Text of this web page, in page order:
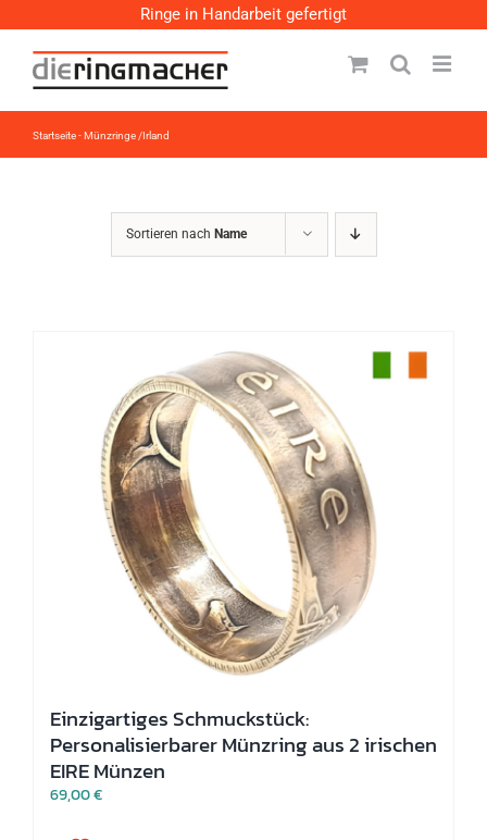
Ringe in Handarbeit gefertigt
Inhalt
springen
Startseite-Münzringe /Irland
Sortieren nach Name
Einzigartiges Schmuckstück:
Personalisierbarer Münzring aus 2 irischen
EIRE Münzen
69,00€